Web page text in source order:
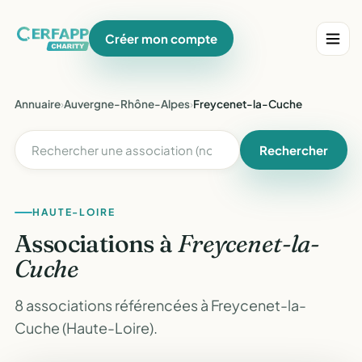
Créer mon compte
Annuaire›Auvergne-Rhône-Alpes›Freycenet-la-Cuche
Rechercher
HAUTE-LOIRE
Associations àFreycenet-la-
Cuche
8 associations référencées à Freycenet-la-
Cuche (Haute-Loire).